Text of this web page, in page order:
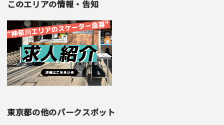
このエリアの情報・告知
東京都の他のパークスポット